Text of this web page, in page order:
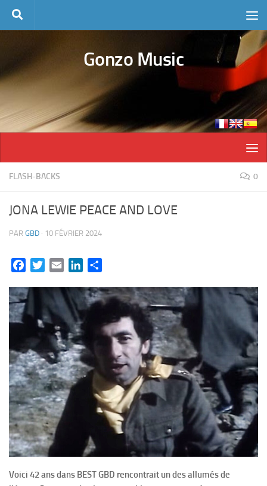
Skip to content
Gonzo Music
FLASH-BACKS 0
JONA LEWIE PEACE AND LOVE
PAR GBD · 10 FÉVRIER 2024
FacebookTwitterEmail LinkedIn
Voici 42 ans dans BEST GBD rencontrait un des allumés de